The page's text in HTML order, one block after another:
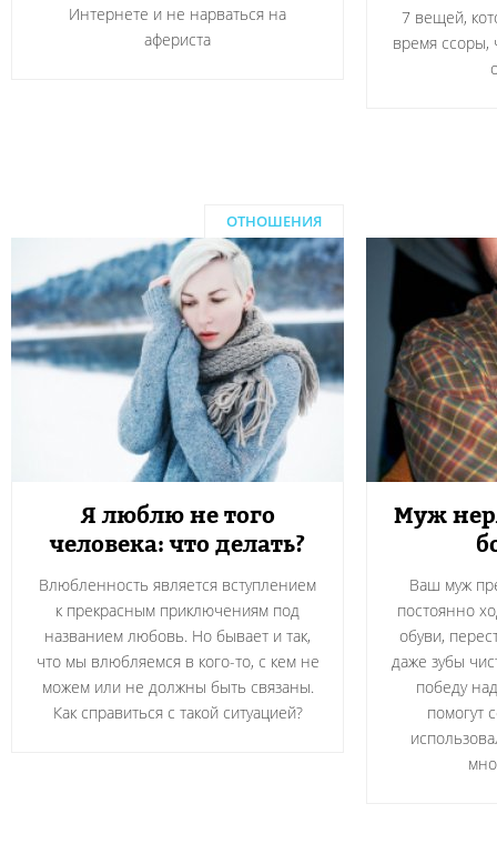
Интернете и не нарваться на
афериста
7 вещей,
время ссоры,
ОТНОШЕНИЯ
Я люблю не того
человека: что делать?
Влюбленность является вступлением
к прекрасным приключениям под
названием любовь. Но бывает и так,
что мы влюбляемся в кого-то, с кем не
можем или не должны быть связаны.
Как справиться с такой ситуацией?
Муж
Ваш муж
постоянно
обуви,
даже зубы
победу
помогут